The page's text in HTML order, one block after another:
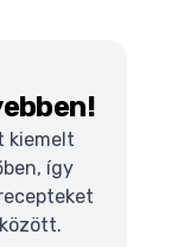
kiemelt
így